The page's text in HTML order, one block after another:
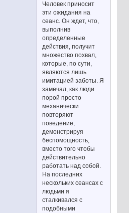
Человек приносит
эти ожидания на
сеанс. Он ждет, что,
выполнив
определенные
действия, получит
множество похвал,
которые, по сути,
являются лишь
имитацией заботы. Я
замечал, как люди
порой просто
механически
повторяют
поведение,
демонстрируя
беспомощность,
вместо того чтобы
действительно
работать над собой.
На последних
нескольких сеансах с
людьми я
сталкивался с
подобными